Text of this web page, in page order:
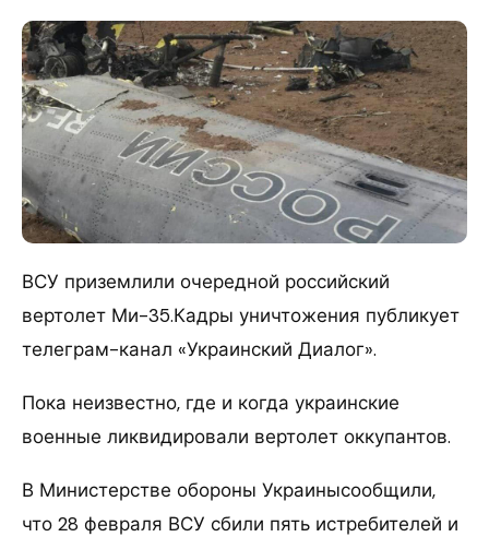
ВСУ приземлили очередной российский
вертолет Ми-35.Кадры уничтожения публикует
телеграм-канал «Украинский Диалог».
Пока неизвестно, где и когда украинские
военные ликвидировали вертолет оккупантов.
В Министерстве обороны Украинысообщили,
что 28 февраля ВСУ сбили пять истребителей и